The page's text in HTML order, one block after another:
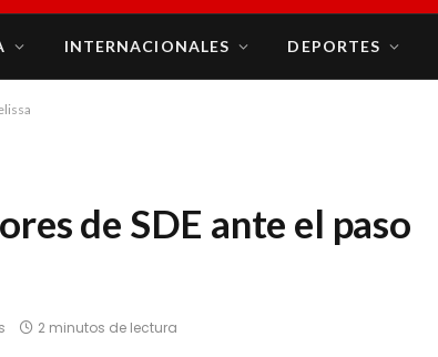
INTERNACIONALES DEPORTES
de SDE ante el paso
2 minutos de lectura